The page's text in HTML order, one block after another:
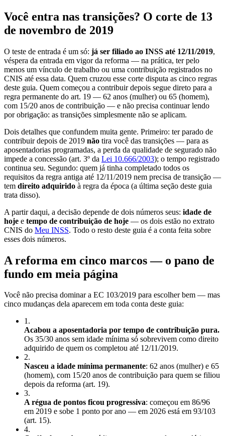
Você entra nas transições? O corte de 13
de novembro de 2019
O teste de entrada é um só: já ser filiado ao INSS até 12/11/2019,
véspera da entrada em vigor da reforma — na prática, ter pelo
menos um vínculo de trabalho ou uma contribuição registrados no
CNIS até essa data. Quem cruzou esse corte disputa as cinco regras
deste guia. Quem começou a contribuir depois segue direto para a
regra permanente do art. 19 — 62 anos (mulher) ou 65 (homem),
com 15/20 anos de contribuição — e não precisa continuar lendo
por obrigação: as transições simplesmente não se aplicam.
Dois detalhes que confundem muita gente. Primeiro: ter parado de
contribuir depois de 2019 não tira você das transições — para as
aposentadorias programadas, a perda da qualidade de segurado não
impede a concessão (art. 3º da Lei 10.666/2003); o tempo registrado
continua seu. Segundo: quem já tinha completado todos os
requisitos da regra antiga até 12/11/2019 nem precisa de transição —
tem direito adquirido à regra da época (a última seção deste guia
trata disso).
A partir daqui, a decisão depende de dois números seus: idade de
hoje e tempo de contribuição de hoje — os dois estão no extrato
CNIS do Meu INSS. Todo o resto deste guia é a conta feita sobre
esses dois números.
A reforma em cinco marcos — o pano de
fundo em meia página
Você não precisa dominar a EC 103/2019 para escolher bem — mas
cinco mudanças dela aparecem em toda conta deste guia:
1.
Acabou a aposentadoria por tempo de contribuição pura.
Os 35/30 anos sem idade mínima só sobrevivem como direito
adquirido de quem os completou até 12/11/2019.
2.
Nasceu a idade mínima permanente: 62 anos (mulher) e 65
(homem), com 15/20 anos de contribuição para quem se filiou
depois da reforma (art. 19).
3.
A régua de pontos ficou progressiva: começou em 86/96
em 2019 e sobe 1 ponto por ano — em 2026 está em 93/103
(art. 15).
4.